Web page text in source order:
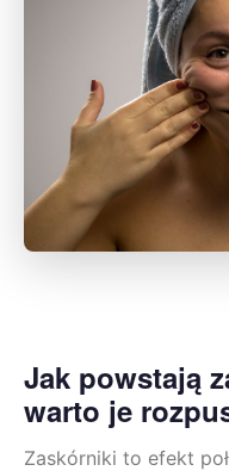
Jak powstają
warto je
Zaskórniki to efekt